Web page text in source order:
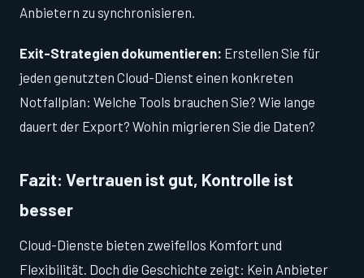
Anbietern zu synchronisieren.
Exit-Strategien dokumentieren: Erstellen Sie für
jeden genutzten Cloud-Dienst einen konkreten
Notfallplan: Welche Tools brauchen Sie? Wie lange
dauert der Export? Wohin migrieren Sie die Daten?
Fazit: Vertrauen ist gut, Kontrolle ist
besser
Cloud-Dienste bieten zweifellos Komfort und
Flexibilität. Doch die Geschichte zeigt: Kein Anbieter